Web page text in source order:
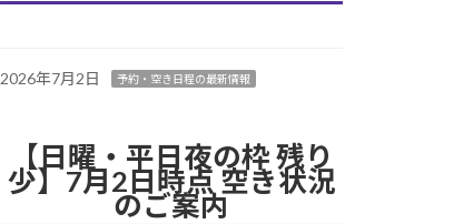
2026年7月2日 予約・空き日程の最新情報
【日曜・平日夜の枠 残り
少】7月2日時点 空き状況
のご案内